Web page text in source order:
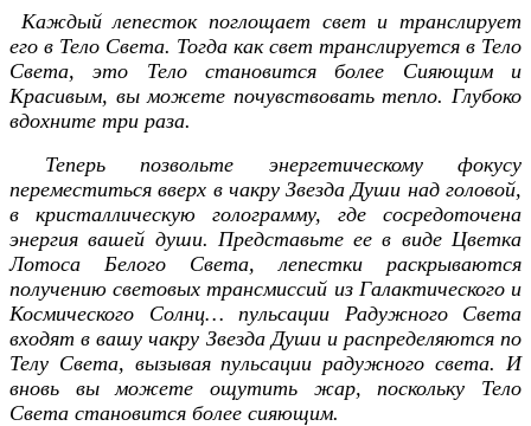
Каждый лепесток поглощает свет и транслирует
его в Тело Света. Тогда как свет транслируется в Тело
Света, это Тело становится более Сияющим и
Красивым, вы можете почувствовать тепло. Глубоко
вдохните три раза.
Теперь позвольте энергетическому фокусу
переместиться вверх в чакру Звезда Души над головой,
в кристаллическую голограмму, где сосредоточена
энергия вашей души. Представьте ее в виде Цветка
Лотоса Белого Света, лепестки раскрываются
получению световых трансмиссий из Галактического и
Космического Солнц… пульсации Радужного Света
входят в вашу чакру Звезда Души и распределяются по
Телу Света, вызывая пульсации радужного света. И
вновь вы можете ощутить жар, поскольку Тело
Света становится более сияющим.